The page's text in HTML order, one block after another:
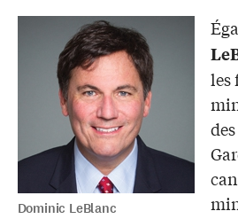
Dominic LeBlanc
les